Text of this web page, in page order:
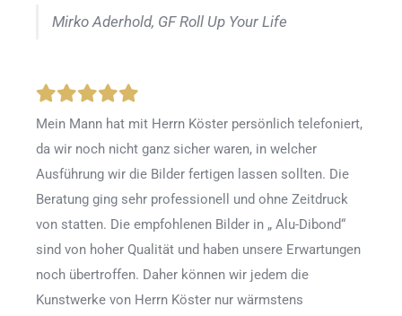
Mirko Aderhold, GF Roll Up Your Life
Mein Mann hat mit Herrn Köster persönlich telefoniert,
da wir noch nicht ganz sicher waren, in welcher
Ausführung wir die Bilder fertigen lassen sollten. Die
Beratung ging sehr professionell und ohne Zeitdruck
von statten. Die empfohlenen Bilder in „ Alu-Dibond“
sind von hoher Qualität und haben unsere Erwartungen
noch übertroffen. Daher können wir jedem die
Kunstwerke von Herrn Köster nur wärmstens